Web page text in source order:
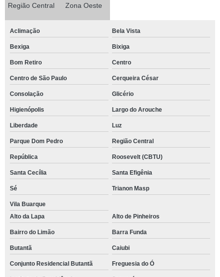
Região Central Zona Oeste
Aclimação Bela Vista
Bexiga Bixiga
Bom Retiro Centro
Centro de São Paulo Cerqueira César
Consolação Glicério
Higienópolis Largo do Arouche
Liberdade Luz
Parque Dom Pedro Região Central
República Roosevelt (CBTU)
Santa Cecília Santa Efigênia
Sé Trianon Masp
Vila Buarque
Alto da Lapa
Alto de Pinheiros
Bairro do Limão Barra Funda
Butantã Caiubi
Conjunto Residencial Butantã Freguesia do Ó